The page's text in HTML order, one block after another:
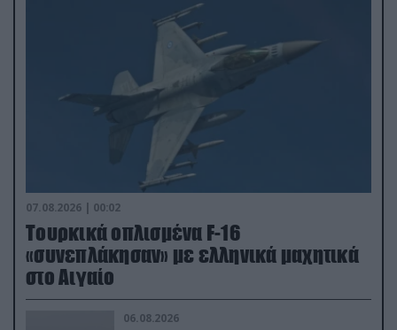
07.08.2026 | 00:02
Τουρκικά οπλισμένα F-16
«συνεπλάκησαν» με ελληνικά μαχητικά
στο Αιγαίο
06.08.2026